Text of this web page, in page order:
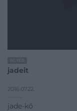
jadeit
2016.07.22.
jade-kő